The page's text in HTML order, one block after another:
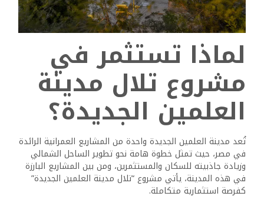
لماذا تستثمر في
مشروع تلال مدينة
العلمين الجديدة؟
تُعد مدينة العلمين الجديدة واحدة من المشاريع العمرانية الرائدة
في مصر، حيث تمثل خطوة هامة نحو تطوير الساحل الشمالي
وزيادة جاذبيته للسكان والمستثمرين، ومن بين المشاريع البارزة
في هذه المدينة، يأتي مشروع “تلال مدينة العلمين الجديدة”
كفرصة استثمارية متكاملة.